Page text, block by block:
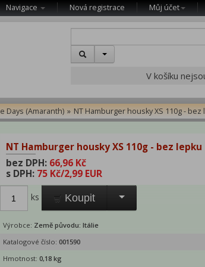
Navigace Nová registrace Můj účet
V košíku
Days (Amaranth) » NT Hamburger housky XS 110g - bez
NT Hamburger housky XS 110g - bez lepku
bez DPH: 66,96 Kč
s DPH: 75 Kč/2,99 EUR
ks Koupit
Výrobce: Země původu: Itálie
Katalogové číslo: 001590
Hmotnost: 0,18 kg